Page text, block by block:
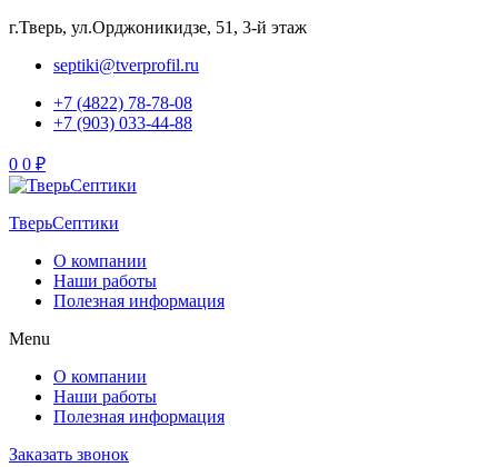
г.Тверь, ул.Орджоникидзе, 51, 3-й этаж
septiki@tverprofil.ru
+7 (4822) 78-78-08
+7 (903) 033-44-88
Menu
0 0 ₽
ТверьСептики
О компании
Наши работы
Полезная информация
Menu
О компании
Наши работы
Полезная информация
Заказать звонок